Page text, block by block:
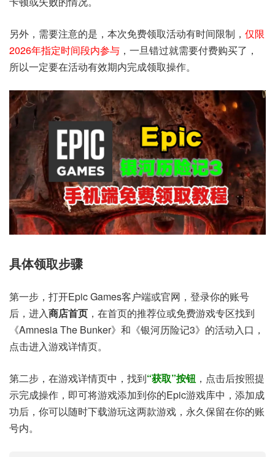
另外，需要注意的是，本次免费领取活动有时间限制， 仅限
2026年指定时间段内参与 ，一旦错过就需要付费购买了，
所以一定要在活动有效期内完成领取操作。
具体领取步骤
第一步，打开Epic Games客户端或官网，登录你的账号
后，进入商店首页 ，在首页的推荐位或免费游戏专区找到
《Amnesia The Bunker》和《银河历险记3》的活动入口，
点击进入游戏详情页。
第二步，在游戏详情页中，找到“获取”按钮 ，点击后按照提
示完成操作，即可将游戏添加到你的Epic游戏库中，添加成
功后，你可以随时下载游玩这两款游戏，永久保留在你的账
号内。